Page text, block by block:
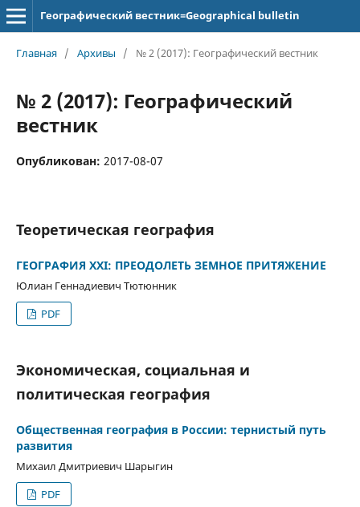
Географический вестник=Geographical bulletin
Главная / Архивы / № 2 (2017): Географический вестник
№ 2 (2017): Географический
вестник
Опубликован: 2017-08-07
Теоретическая география
ГЕОГРАФИЯ ХХІ: ПРЕОДОЛЕТЬ ЗЕМНОЕ ПРИТЯЖЕНИЕ
Юлиан Геннадиевич Тютюнник
PDF
Экономическая, социальная и
политическая география
Общественная география в России: тернистый путь
развития
Михаил Дмитриевич Шарыгин
PDF